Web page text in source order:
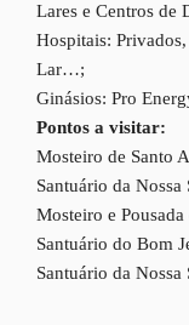
Lares e Centros de
Hospitais:
Lar…;
Ginásios: Pro
Pontos a visitar:
Mosteiro de Santo
Santuário da Nossa
Mosteiro e
Santuário do Bom
Santuário da Nossa